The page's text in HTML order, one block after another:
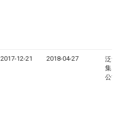
2017-12-21 2018-04-27
泛华
集团
公司